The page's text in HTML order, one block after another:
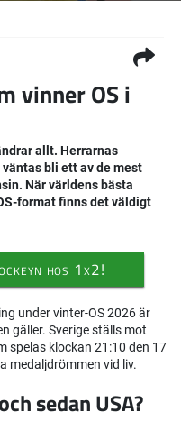
vinner OS i
allt. Herrarnas
väntas bli ett av de mest
När världens bästa
format finns det väldigt
hos 1x2!
under vinter-OS 2026 är
gäller. Sverige ställs mot
spelas klockan 21:10 den 17
medaljdrömmen vid liv.
sedan USA?